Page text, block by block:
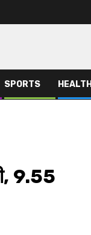
SPORTS HEALTH
9.55